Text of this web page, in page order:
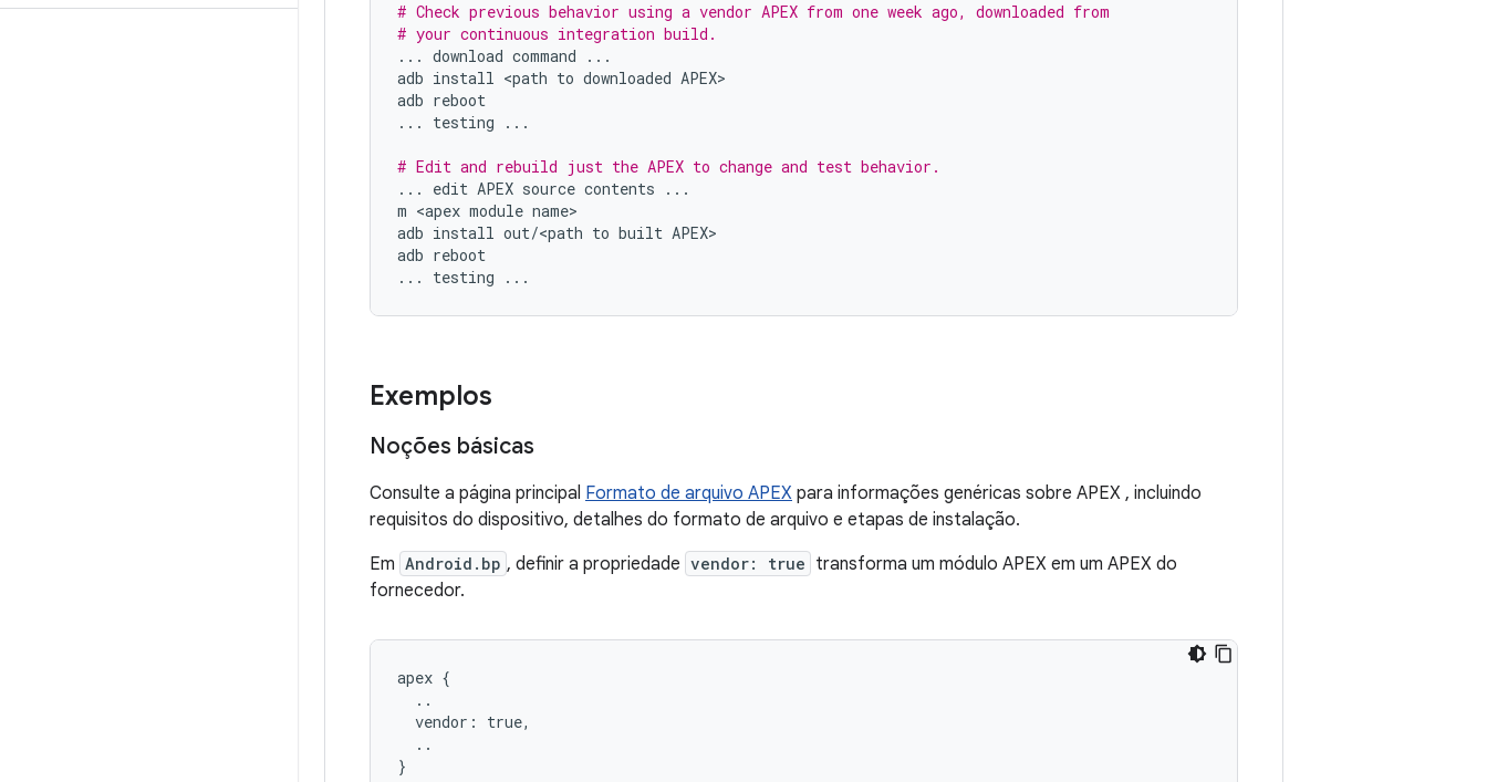
# Check previous behavior using a vendor APEX from one week ago, downloaded from
# your continuous integration build.
... download command
...
adb install <path to downloaded APEX
adb reboot
...
testing ...
# Edit and rebuild just the APEX to change and test behavior.
...
edit APEX source contents
...
m <apex module name
adb install out/<path to built APEX
adb reboot
...
testing ...
Exemplos
Noções básicas
Consulte a página principal Formato de arquivo APEX para informações genéricas sobre APEX , incluindo
requisitos do dispositivo, detalhes do formato de arquivo e etapas de instalação.
Em Android.bp , definir a propriedade vendor: true transforma um módulo APEX em um APEX do
fornecedor.
apex {
  ..
  vendor: true,
  ..